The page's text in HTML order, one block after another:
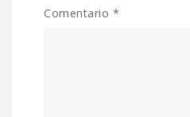
Comentario *